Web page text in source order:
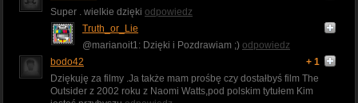
Super . wielkie dzięki odpowiedz
Truth_or_Lie
@marianoit1: Dzięki i Pozdrawiam ;) odpowiedz
bodo42
+ 1
Dziękuję za filmy .Ja także mam prośbę czy dostałbyś film The
Outsider z 2002 roku z Naomi Watts,pod polskim tytułem Kim